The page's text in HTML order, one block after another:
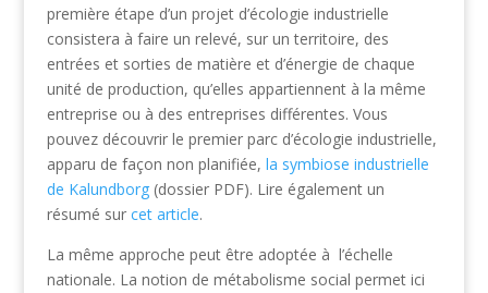
première étape d’un projet d’écologie industrielle
consistera à faire un relevé, sur un territoire, des
entrées et sorties de matière et d’énergie de chaque
unité de production, qu’elles appartiennent à la même
entreprise ou à des entreprises différentes. Vous
pouvez découvrir le premier parc d’écologie industrielle,
apparu de façon non planifiée, la symbiose industrielle
de Kalundborg(dossier PDF). Lire également un
résumé sur cet article.
La même approche peut être adoptée à l’échelle
nationale. La notion de métabolisme social permet ici